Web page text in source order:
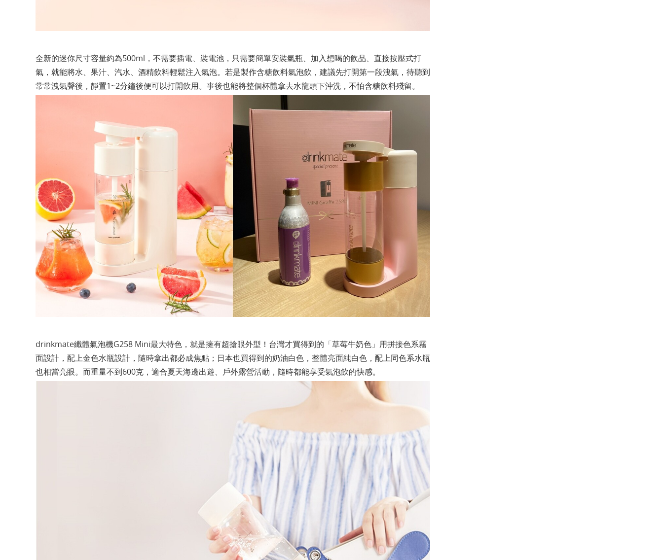
全新的迷你尺寸容量約為500ml，不需要插電、裝電池，只需要簡單安裝氣瓶、加入想喝的飲品、直接按壓式打
氣，就能將水、果汁、汽水、酒精飲料輕鬆注入氣泡。若是製作含糖飲料氣泡飲，建議先打開第一段洩氣，待聽到
常常洩氣聲後，靜置1~2分鐘後便可以打開飲用。事後也能將整個杯體拿去水龍頭下沖洗，不怕含糖飲料殘留。
drinkmate纖體氣泡機G258 Mini最大特色，就是擁有超搶眼外型！台灣才買得到的「草莓牛奶色」用拼接色系霧
面設計，配上金色水瓶設計，隨時拿出都必成焦點；日本也買得到的奶油白色，整體亮面純白色，配上同色系水瓶
也相當亮眼。而重量不到600克，適合夏天海邊出遊、戶外露營活動，隨時都能享受氣泡飲的快感。